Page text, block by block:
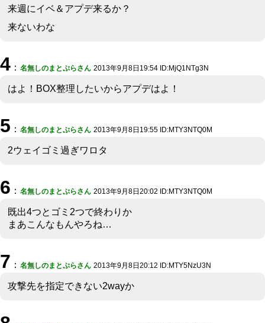
来週にイベ＆アプデ来るか？
来ないわな
4 ： 名無しのまとぷらさん 2013年9月8日19:54 ID:MjQ1NTg3N
はよ！BOX整理したいからアプデはよ！
5 ： 名無しのまとぷらさん 2013年9月8日19:55 ID:MTY3NTQ0M
2ウェイゴミ過ぎワロタ
6 ： 名無しのまとぷらさん 2013年9月8日20:02 ID:MTY3NTQ0M
既出4つとゴミ2つで終わりか
まあこんなもんやろね…
7 ： 名無しのまとぷらさん 2013年9月8日20:12 ID:MTY5NzU3N
攻撃先を指定できない2wayか